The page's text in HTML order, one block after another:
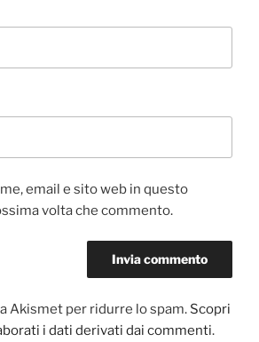
email e sito web in questo
volta che commento.
Akismet per ridurre lo spam. Scopri
i dati derivati dai commenti.